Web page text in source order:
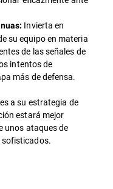
Invierta en
su equipo en materia
de las señales de
intentos de
más de defensa.
a su estrategia de
estará mejor
unos ataques de
sofisticados.